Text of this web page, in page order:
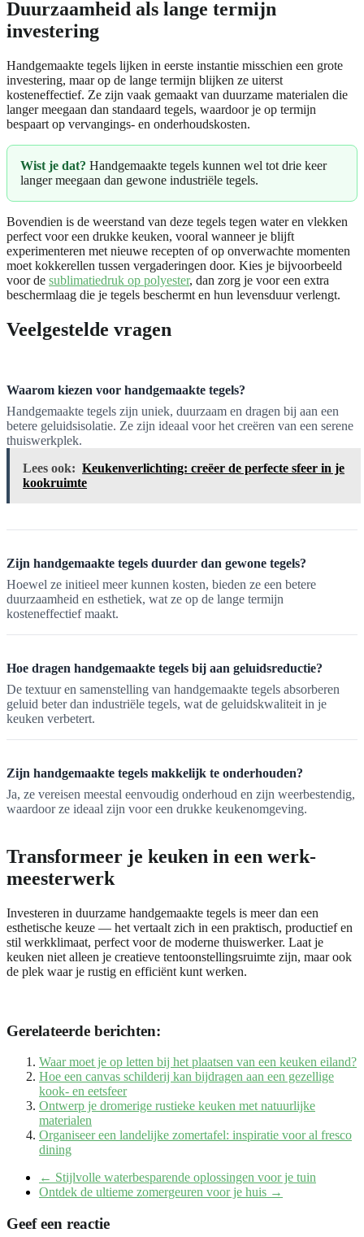
Duurzaamheid als lange termijn
investering
Handgemaakte tegels lijken in eerste instantie misschien een grote
investering, maar op de lange termijn blijken ze uiterst
kosteneffectief. Ze zijn vaak gemaakt van duurzame materialen die
langer meegaan dan standaard tegels, waardoor je op termijn
bespaart op vervangings- en onderhoudskosten.
Wist je dat? Handgemaakte tegels kunnen wel tot drie keer
langer meegaan dan gewone industriële tegels.
Bovendien is de weerstand van deze tegels tegen water en vlekken
perfect voor een drukke keuken, vooral wanneer je blijft
experimenteren met nieuwe recepten of op onverwachte momenten
moet kokkerellen tussen vergaderingen door. Kies je bijvoorbeeld
voor de sublimatiedruk op polyester, dan zorg je voor een extra
beschermlaag die je tegels beschermt en hun levensduur verlengt.
Veelgestelde vragen
Waarom kiezen voor handgemaakte tegels?
Handgemaakte tegels zijn uniek, duurzaam en dragen bij aan een
betere geluidsisolatie. Ze zijn ideaal voor het creëren van een serene
thuiswerkplek.
Lees ook: Keukenverlichting: creëer de perfecte sfeer in je
kookruimte
Zijn handgemaakte tegels duurder dan gewone tegels?
Hoewel ze initieel meer kunnen kosten, bieden ze een betere
duurzaamheid en esthetiek, wat ze op de lange termijn
kosteneffectief maakt.
Hoe dragen handgemaakte tegels bij aan geluidsreductie?
De textuur en samenstelling van handgemaakte tegels absorberen
geluid beter dan industriële tegels, wat de geluidskwaliteit in je
keuken verbetert.
Zijn handgemaakte tegels makkelijk te onderhouden?
Ja, ze vereisen meestal eenvoudig onderhoud en zijn weerbestendig,
waardoor ze ideaal zijn voor een drukke keukenomgeving.
Transformeer je keuken in een werk-
meesterwerk
Investeren in duurzame handgemaakte tegels is meer dan een
esthetische keuze — het vertaalt zich in een praktisch, productief en
stil werkklimaat, perfect voor de moderne thuiswerker. Laat je
keuken niet alleen je creatieve tentoonstellingsruimte zijn, maar ook
de plek waar je rustig en efficiënt kunt werken.
Gerelateerde berichten:
Waar moet je op letten bij het plaatsen van een keuken eiland?
Hoe een canvas schilderij kan bijdragen aan een gezellige
kook- en eetsfeer
Ontwerp je dromerige rustieke keuken met natuurlijke
materialen
Organiseer een landelijke zomertafel: inspiratie voor al fresco
dining
← Stijlvolle waterbesparende oplossingen voor je tuin
Ontdek de ultieme zomergeuren voor je huis →
Geef een reactie